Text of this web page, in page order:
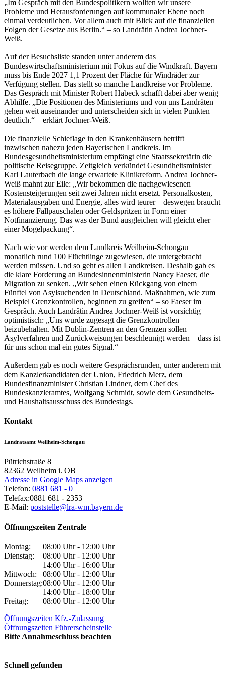
„Im Gespräch mit den Bundespolitikern wollten wir unsere
Probleme und Herausforderungen auf kommunaler Ebene noch
einmal verdeutlichen. Vor allem auch mit Blick auf die finanziellen
Folgen der Gesetze aus Berlin.“ – so Landrätin Andrea Jochner-
Weiß.
Auf der Besuchsliste standen unter anderem das
Bundeswirtschaftsministerium mit Fokus auf die Windkraft. Bayern
muss bis Ende 2027 1,1 Prozent der Fläche für Windräder zur
Verfügung stellen. Das stellt so manche Landkreise vor Probleme.
Das Gespräch mit Minister Robert Habeck schafft dabei aber wenig
Abhilfe. „Die Positionen des Ministeriums und von uns Landräten
gehen weit auseinander und unterscheiden sich in vielen Punkten
deutlich.“ – erklärt Jochner-Weiß.
Die finanzielle Schieflage in den Krankenhäusern betrifft
inzwischen nahezu jeden Bayerischen Landkreis. Im
Bundesgesundheitsministerium empfängt eine Staatssekretärin die
politische Reisegruppe. Zeitgleich verkündet Gesundheitsminister
Karl Lauterbach die lange erwartete Klinikreform. Andrea Jochner-
Weiß mahnt zur Eile: „Wir bekommen die nachgewiesenen
Kostensteigerungen seit zwei Jahren nicht ersetzt. Personalkosten,
Materialausgaben und Energie, alles wird teurer – deswegen braucht
es höhere Fallpauschalen oder Geldspritzen in Form einer
Notfinanzierung. Das was der Bund ausgleichen will gleicht eher
einer Mogelpackung“.
Nach wie vor werden dem Landkreis Weilheim-Schongau
monatlich rund 100 Flüchtlinge zugewiesen, die untergebracht
werden müssen. Und so geht es allen Landkreisen. Deshalb gab es
die klare Forderung an Bundesinnenministerin Nancy Faeser, die
Migration zu senken. „Wir sehen einen Rückgang von einem
Fünftel von Asylsuchenden in Deutschland. Maßnahmen, wie zum
Beispiel Grenzkontrollen, beginnen zu greifen“ – so Faeser im
Gespräch. Auch Landrätin Andrea Jochner-Weiß ist vorsichtig
optimistisch: „Uns wurde zugesagt die Grenzkontrollen
beizubehalten. Mit Dublin-Zentren an den Grenzen sollen
Asylverfahren und Zurückweisungen beschleunigt werden – dass ist
für uns schon mal ein gutes Signal.“
Außerdem gab es noch weitere Gesprächsrunden, unter anderem mit
dem Kanzlerkandidaten der Union, Friedrich Merz, dem
Bundesfinanzminister Christian Lindner, dem Chef des
Bundeskanzleramtes, Wolfgang Schmidt, sowie dem Gesundheits-
und Haushaltsausschuss des Bundestags.
Kontakt
Landratsamt Weilheim-Schongau
Pütrichstraße 8
82362 Weilheim i. OB
Adresse in Google Maps anzeigen
Telefon: 0881 681 - 0
Telefax:0881 681 - 2353
E-Mail: poststelle@lra-wm.bayern.de
Öffnungszeiten Zentrale
Montag:
08:00 Uhr - 12:00 Uhr
Dienstag:
08:00 Uhr - 12:00 Uhr
14:00 Uhr - 16:00 Uhr
Mittwoch:
08:00 Uhr - 12:00 Uhr
Donnerstag:08:00 Uhr - 12:00 Uhr
14:00 Uhr - 18:00 Uhr
Freitag:
08:00 Uhr - 12:00 Uhr
Öffnungszeiten Kfz.-Zulassung
Öffnungszeiten Führerscheinstelle
Bitte Annahmeschluss beachten
Schnell gefunden